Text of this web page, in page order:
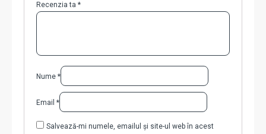
Recenzia ta *
Nume *
Email *
Salvează-mi numele, emailul și site-ul web în acest